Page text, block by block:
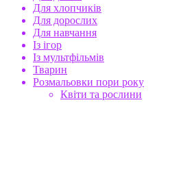
Для хлопчиків
Для дорослих
Для навчання
Із ігор
Із мультфільмів
Тварин
Розмальовки пори року
Квіти та рослини